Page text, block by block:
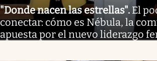
"Donde nacen las estrellas". El
conectar: cómo es Nébula, la
apuesta por el nuevo liderazgo